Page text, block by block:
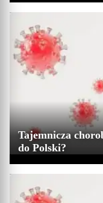
Tajemnicza
do Polski?